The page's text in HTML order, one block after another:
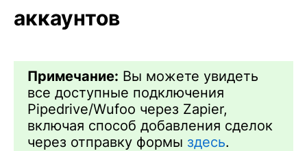
аккаунтов
Примечание: Вы можете увидеть
все доступные подключения
Pipedrive/Wufoo через Zapier,
включая способ добавления сделок
через отправку формы здесь.